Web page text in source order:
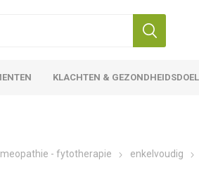
KLACHTEN &
- fytotherapie
enkelvoudig